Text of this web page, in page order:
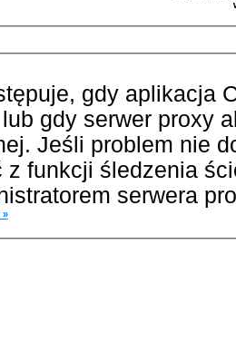
gdy aplikacja
gdy serwer proxy
Jeśli problem nie
z funkcji śledzenia
serwera
»